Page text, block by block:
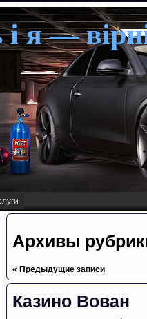
я —
Архивы
« Предыдущие записи
Казино Вован